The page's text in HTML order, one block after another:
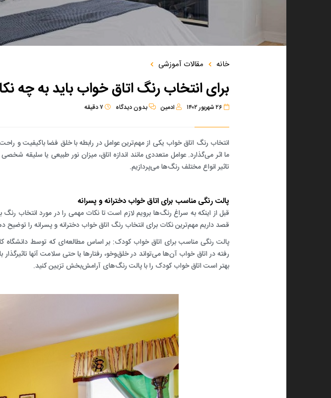
طراحی معماری ویلا
طراحی دکوراسیون دفتر کار
طراحی معماری داخلی سالن زیبایی
طراحی معماری محوطه‌سازی
طراﺣﯽ روف ﮔﺎردن
طراﺣﯽ ﻣﻌﻣﺎری داﺧﻠﯽ مطب
طراحی معماری داخلی آشپزخانه
طراحی معماری داخلی خانه
طراحی معماری داخلی
ساخت
ساخت و
ساخت و
ساخت و
ساخت و
ساخت و
ساخت و
خانه مقالات آموزشی
برای انتخاب رنگ اتاق خواب باید به چه
۲۶ شهریور ۱۴۰۲ ادمین بدوندیدگاه ۷دقیقه
انتخاب رنگ اتاق خواب یکی از مهم‌ترین عوامل در رابطه با خلق فضا باکیفیت و
ما اثر می‌گذارد. عوامل متعددی مانند اندازه اتاق، میزان نور طبیعی یا سلیقه‌
تاثیر انواع مختلف رنگ‌ها می‌پردازیم.
پالت رنگی مناسب برای اتاق خواب دخترانه و پسرانه
قبل از اینکه به سراغ رنگ‌ها برویم لازم است تا نکات مهمی را در مورد انتخاب
قصد داریم مهم‌ترین نکات برای انتخاب رنگ اتاق‌ خواب دخترانه و پسرانه را توضیح
پالت رنگی مناسب برای اتاق خواب کودک: بر اساس مطالعه‌ای که توسط دانشگاه
رفته در اتاق خواب آن‌ها می‌تواند در خلق‌وخو، رفتار‌ها یا حتی سلامت‌ آنها
بهتر است اتاق خواب کودک را با پالت رنگ‌های آرامش‌بخش تزیین کنید.